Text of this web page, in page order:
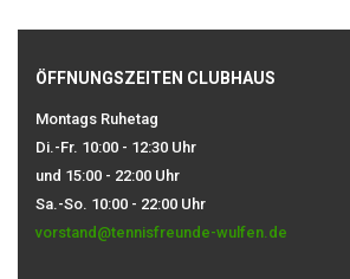
ÖFFNUNGSZEITEN CLUBHAUS
Montags Ruhetag
Di.-Fr. 10:00 - 12:30 Uhr
und 15:00 - 22:00 Uhr
Sa.-So. 10:00 - 22:00 Uhr
vorstand@tennisfreunde-wulfen.de